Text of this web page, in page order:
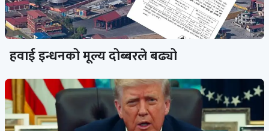
हवाई इन्धनको मूल्य दोब्बरले बढ्यो